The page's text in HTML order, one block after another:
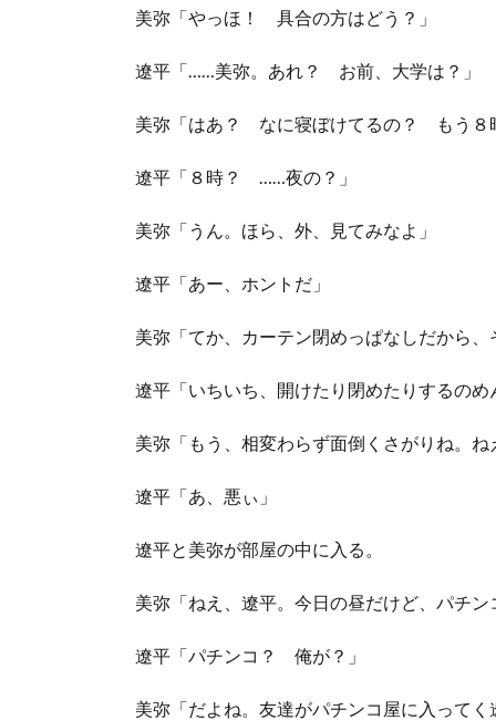
美弥「やっほ！ 具合の方はどう？」
遼平「……美弥。あれ？ お前、大学は？」
美弥「はあ？ なに寝ぼけてるの？ もう８
遼平「８時？ ……夜の？」
美弥「うん。ほら、外、見てみなよ」
遼平「あー、ホントだ」
美弥「てか、カーテン閉めっぱなしだから
遼平「いちいち、開けたり閉めたりするのめ
美弥「もう、相変わらず面倒くさがりね。
遼平「あ、悪ぃ」
遼平と美弥が部屋の中に入る。
美弥「ねえ、遼平。今日の昼だけど、パチン
遼平「パチンコ？ 俺が？」
美弥「だよね。友達がパチンコ屋に入って